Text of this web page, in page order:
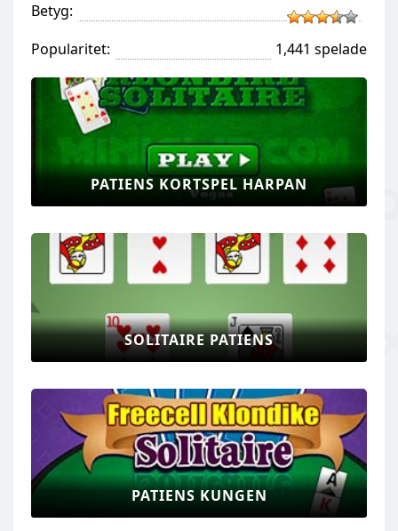
Betyg:
Popularitet:
1,441 spelade
PATIENS KORTSPEL HARPAN
SOLITAIRE PATIENS
PATIENS KUNGEN